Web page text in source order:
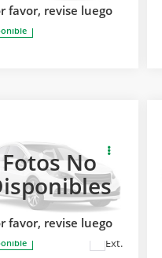
favor, revise luego
Fotos No
favor, revise luego
AT4
C
Buick, GMC Zapopan
TPD26C
Ext.
SOLICITA MÁS
INFORMACIÓN